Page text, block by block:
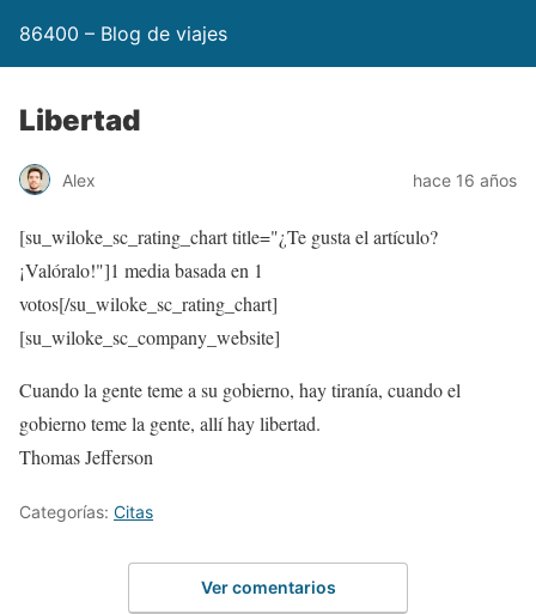
86400 – Blog de viajes
Libertad
Alex hace 16 años
[su_wiloke_sc_rating_chart title="¿Te gusta el artículo?
¡Valóralo!"]1 media basada en 1
votos[/su_wiloke_sc_rating_chart]
[su_wiloke_sc_company_website]
Cuando la gente teme a su gobierno, hay tiranía, cuando el
gobierno teme la gente, allí hay libertad.
Thomas Jefferson
Categorías: Citas
Ver comentarios